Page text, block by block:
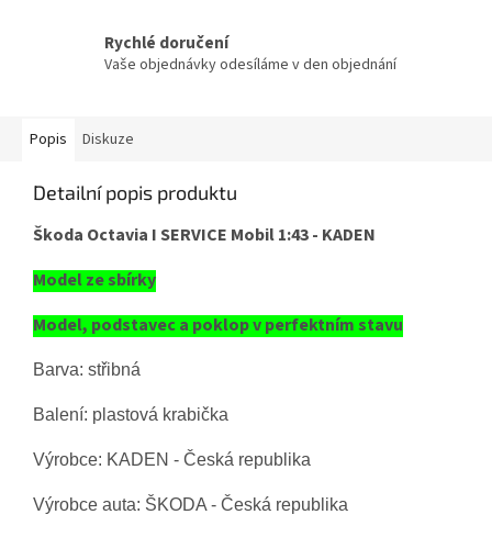
Rychlé doručení
Vaše objednávky odesíláme v den objednání
Popis Diskuze
Detailní popis produktu
Škoda Octavia I SERVICE Mobil 1:43 - KADEN
Model ze sbírky
Model, podstavec a poklop v perfektním stavu
Barva: střibná
Balení: plastová krabička
Výrobce: KADEN - Česká republika
Výrobce auta: ŠKODA - Česká republika